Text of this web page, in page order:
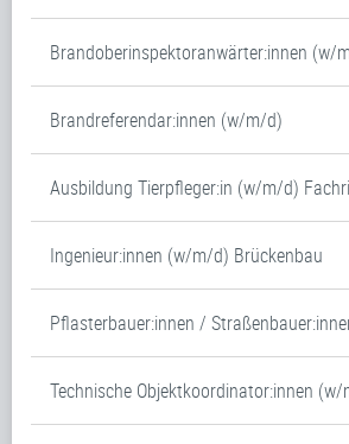
Brandoberinspektoranwärter:innen (w/
Brandreferendar:innen (w/m/d)
Ausbildung Tierpfleger:in (w/m/d)
Ingenieur:innen (w/m/d) Brückenbau
Pflasterbauer:innen /
Technische Objektkoordinator:innen